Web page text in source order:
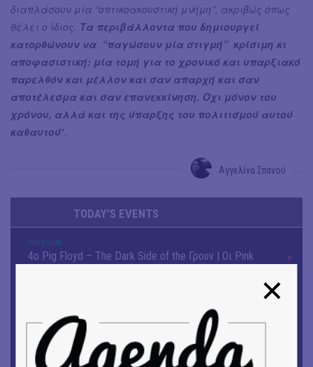
διαπλάσουν μία “οπτικοακουστική μνήμη”, ακριβώς όπως
θέλει ο ίδιος. Τα περιβάλλοντα που δημιουργεί
κατορθώνουν να “παγώσουν μία στιγμή” κρίσιμη κι
αποφασιστική: μία τομή για το χρονικό και υπαρξιακό
παρελθόν και μέλλον και σαν απαρχή και σαν
αποτέλεσμα και σαν επανεκκίνηση. Όχι μόνον του
χρόνου, αλλά και της ύπαρξης του πολιτισμού αυτού
καθαυτού".
Αγγελίνα Σπανού
TODAY'S EVENTS
OUTDΟORS
4ο Pig Floyd – The Dark Side of the Γρουν | Οι Pink
16o Samos Young Artists Festival
OUTDΟORS
ANILIO PARK FESTIVAL 2026